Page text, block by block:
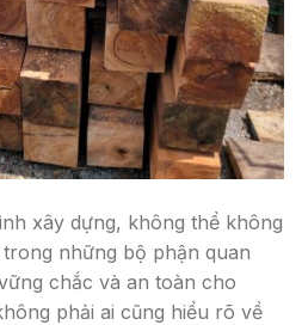
xây dựng, không thể không
những bộ phận quan
chắc và an toàn cho
phải ai cũng hiểu rõ về